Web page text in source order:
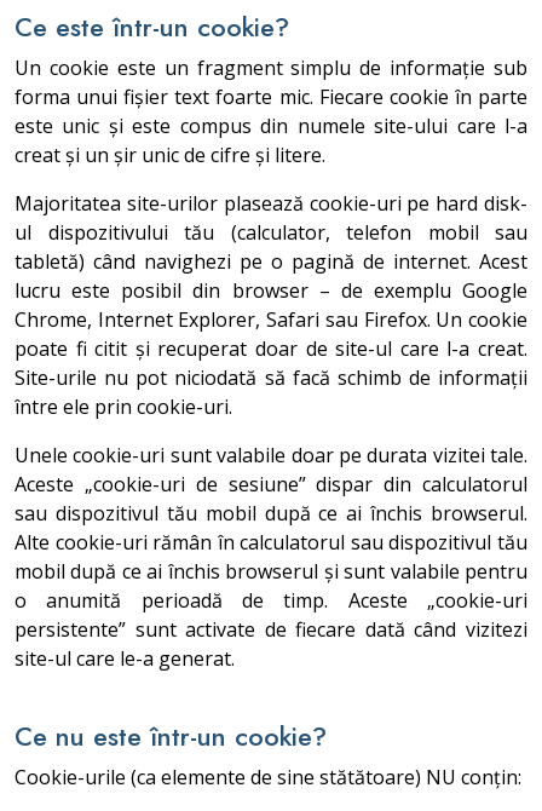
Ce este într-un cookie?
Un cookie este un fragment simplu de informație sub
forma unui fișier text foarte mic. Fiecare cookie în parte
este unic și este compus din numele site-ului care l-a
creat și un șir unic de cifre și litere.
Majoritatea site-urilor plasează cookie-uri pe hard disk-
ul dispozitivului tău (calculator, telefon mobil sau
tabletă) când navighezi pe o pagină de internet. Acest
lucru este posibil din browser – de exemplu Google
Chrome, Internet Explorer, Safari sau Firefox. Un cookie
poate fi citit și recuperat doar de site-ul care l-a creat.
Site-urile nu pot niciodată să facă schimb de informații
între ele prin cookie-uri.
Unele cookie-uri sunt valabile doar pe durata vizitei tale.
Aceste „cookie-uri de sesiune” dispar din calculatorul
sau dispozitivul tău mobil după ce ai închis browserul.
Alte cookie-uri rămân în calculatorul sau dispozitivul tău
mobil după ce ai închis browserul și sunt valabile pentru
o anumită perioadă de timp. Aceste „cookie-uri
persistente” sunt activate de fiecare dată când vizitezi
site-ul care le-a generat.
Ce nu este într-un cookie?
Cookie-urile (ca elemente de sine stătătoare) NU conțin: